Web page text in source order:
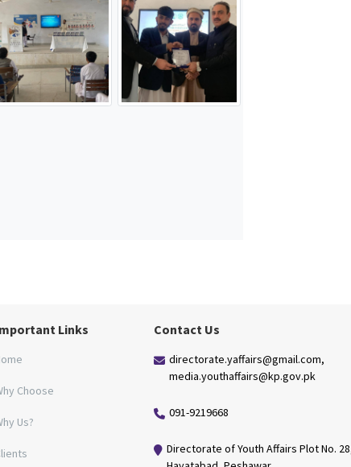
Links
Choose
Us?
Contact Us
directorate.yaffairs@gmail.com,
media.youthaffairs@kp.gov.pk
091-9219668
Directorate of Youth Affairs Plot No.